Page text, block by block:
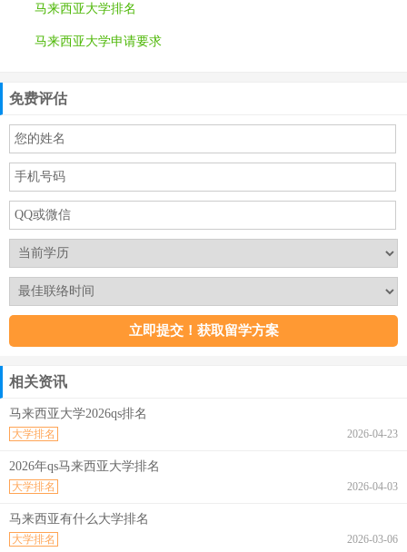
马来西亚大学排名
马来西亚大学申请要求
免费评估
相关资讯
马来西亚大学2026qs排名
2026-04-23
大学排名
2026年qs马来西亚大学排名
2026-04-03
大学排名
马来西亚有什么大学排名
2026-03-06
大学排名